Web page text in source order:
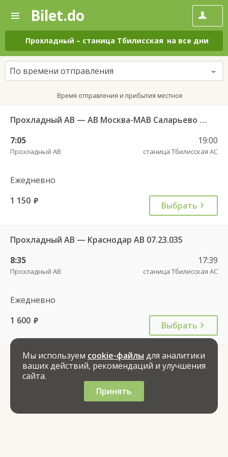
—
Поиск
и
покупка
билетов
на
автобус
онлайн
Bilet.do
Прохладный – станица Тбилисская на все дни
По времени отправления
Время отправления и прибытия местное
Прохладный АВ — АВ Москва-МАВ Саларьево 15.77.005
7:05
Прохладный АВ
19:00
станица Тбилисская АС
Ежедневно
1 150 руб. Выбрать
Прохладный АВ — Краснодар АВ 07.23.035
8:35
Прохладный АВ
17:39
станица Тбилисская АС
Ежедневно
1 600 руб. Выбрать
Мы используем cookie-файлы для аналитики
ваших действий, рекомендаций и улучшения
сайта.
Принять